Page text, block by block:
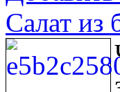
Салат из